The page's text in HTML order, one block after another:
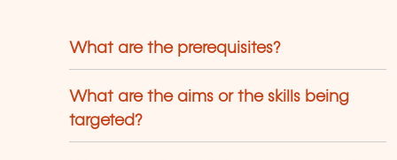
What are the prerequisites?
What are the aims or the skills being
targeted?